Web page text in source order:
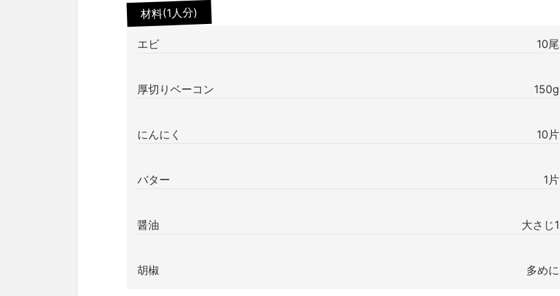
材料(1人分)
エビ 10尾
厚切りベーコン 150g
にんにく 10片
バター 1片
醤油 大さじ1
胡椒 多めに